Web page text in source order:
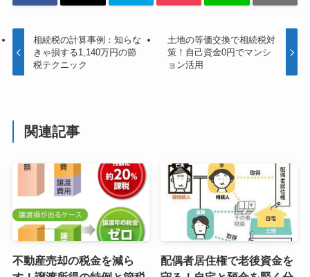
相続税の計算事例：知らな
きゃ損する1,140万円の節
税テクニック
土地の等価交換で相続税対
策！自己資金0円でマンシ
ョン活用
関連記事
不動産売却の税金を減ら
配偶者居住権で老後資金を